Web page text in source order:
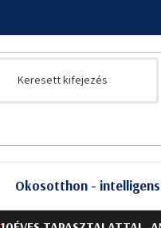
Okosotthon -